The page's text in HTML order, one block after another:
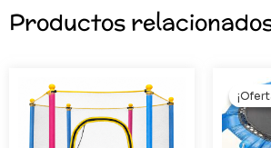
Productos